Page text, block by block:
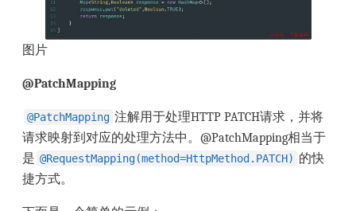
图片
@PatchMapping
@PatchMapping 注解用于处理HTTP PATCH请求，并将
请求映射到对应的处理方法中。@PatchMapping相当于
是 @RequestMapping(method=HttpMethod.PATCH) 的快
捷方式。